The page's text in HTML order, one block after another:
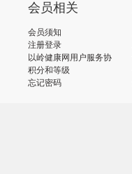
会员相关
会员须知
注册登录
以岭健康网用户服务协
议
积分和等级
忘记密码